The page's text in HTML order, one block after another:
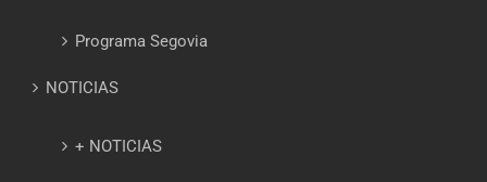
Programa Segovia
NOTICIAS
+ NOTICIAS